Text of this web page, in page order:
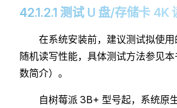
42.1.2.1 测试 U 盘/存储卡 4K
在系统安装前，建议测试拟使
随机读写性能，具体测试方法参见
数简介）。
自树莓派 3B+ 型号起，系统原